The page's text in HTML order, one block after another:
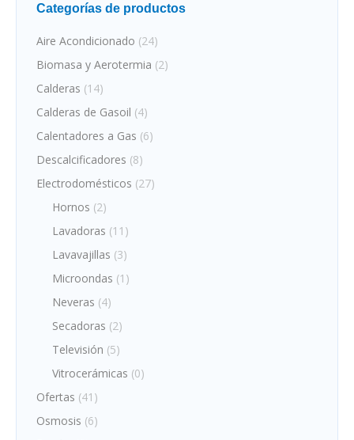
Categorías de productos
Aire Acondicionado (24)
Biomasa y Aerotermia (2)
Calderas (14)
Calderas de Gasoil (4)
Calentadores a Gas (6)
Descalcificadores (8)
Electrodomésticos (27)
Hornos (2)
Lavadoras (11)
Lavavajillas (3)
Microondas (1)
Neveras (4)
Secadoras (2)
Televisión (5)
Vitrocerámicas (0)
Ofertas (41)
Osmosis (6)